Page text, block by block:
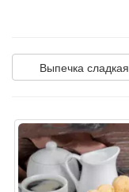
Выпечка сладкая